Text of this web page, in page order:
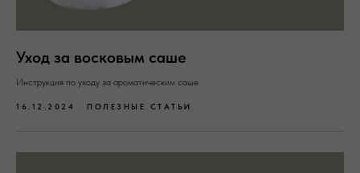
Уход за восковым саше
Инструкция по уходу за ароматическим саше
16.12.2024 ПОЛЕЗНЫЕ СТАТЬИ